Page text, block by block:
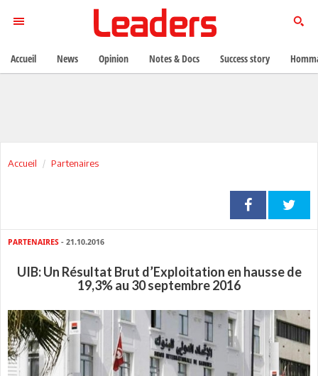
Accueil Partenaires
PARTENAIRES - 21.10.2016
UIB: Un Résultat Brut d’Exploitation en hausse de
19,3% au 30 septembre 2016
Accueil News Opinion Notes & Docs Success story